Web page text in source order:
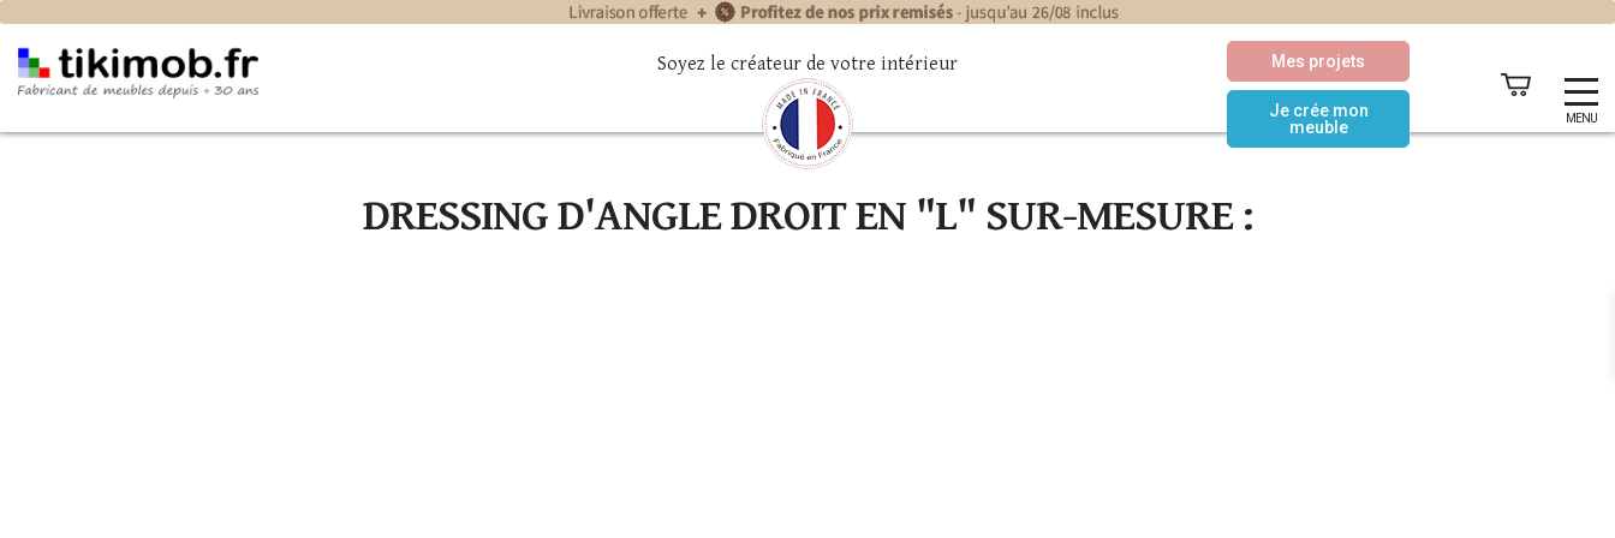
MENU
Mes projets
Je crée mon
meuble
Soyez le créateur de votre intérieur
DRESSING D'ANGLE DROIT EN "L" SUR-MESURE :